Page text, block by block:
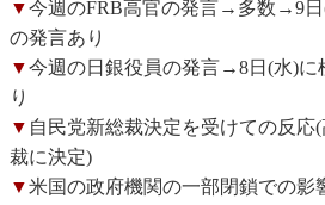
▼今週のFRB高官の発言→多数→9日
の発言あり
▼今週の日銀役員の発言→8日(水)に
り
▼ 自民党新総裁決定を受けての反応
裁に決定)
▼米国の政府機関の一部閉鎖での影